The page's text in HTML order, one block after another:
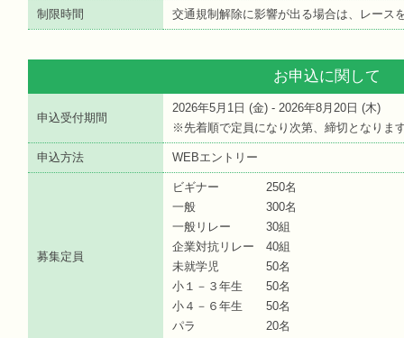
制限時間 交通規制解除に影響が出る場合は、レース
お申込に関して
申込受付期間
2026年5月1日 (金) - 2026年8月20日 (木)
※先着順で定員になり次第、締切となりま
申込方法 WEBエントリー
募集定員
ビギナー 250名
一般 300名
一般リレー 30組
企業対抗リレー 40組
未就学児 50名
小１－３年生 50名
小４－６年生 50名
パラ 20名